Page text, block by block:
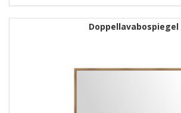
Doppellavabospiegel